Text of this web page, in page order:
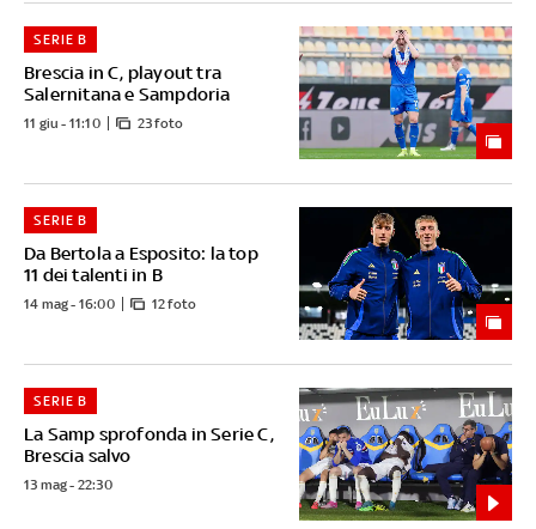
Brescia in C, playout tra
Salernitana e Sampdoria
SERIE B
11 giu - 11:10 23 foto
Da Bertola a Esposito: la top
11 dei talenti in B
SERIE B
14 mag - 16:00 12 foto
La Samp sprofonda in Serie C,
Brescia salvo
SERIE B
13 mag - 22:30